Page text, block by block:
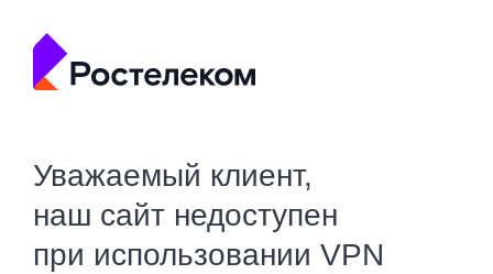
Уважаемый клиент,
наш сайт недоступен
при использовании VPN